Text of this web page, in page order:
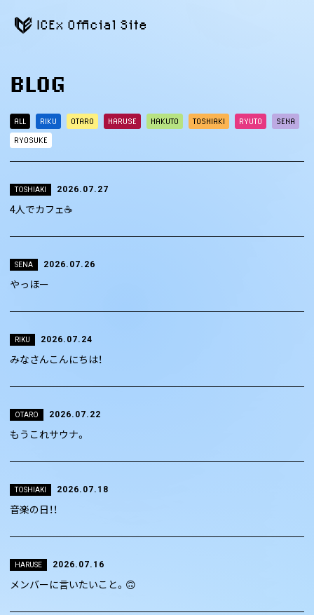
ICEx Official Site
BLOG
ALL RIKU OTARO HARUSE HAKUTO TOSHIAKI RYUTO
SENA
RYOSUKE
TOSHIAKI 2026.07.27
4人でカフェ☕️
SENA 2026.07.26
やっほー
RIKU 2026.07.24
みなさんこんにちは！
OTARO 2026.07.22
もうこれサウナ。
TOSHIAKI 2026.07.18
音楽の日！！
HARUSE 2026.07.16
メンバーに言いたいこと。🙃